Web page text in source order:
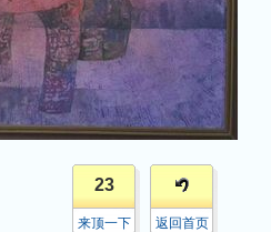
23
来顶一下 返回首页